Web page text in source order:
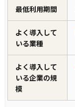
最低利用期間
よく導入して
いる業種
よく導入して
いる企業の規
模